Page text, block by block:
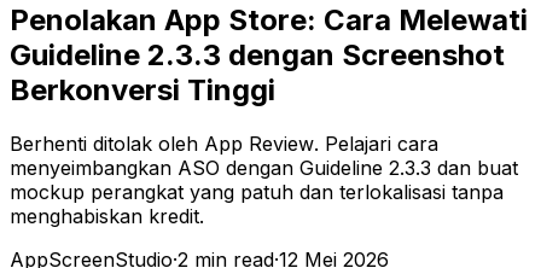
Penolakan App Store: Cara Melewati
Guideline 2.3.3 dengan Screenshot
Berkonversi Tinggi
Berhenti ditolak oleh App Review. Pelajari cara
menyeimbangkan ASO dengan Guideline 2.3.3 dan buat
mockup perangkat yang patuh dan terlokalisasi tanpa
menghabiskan kredit.
AppScreenStudio·2 min read·12 Mei 2026